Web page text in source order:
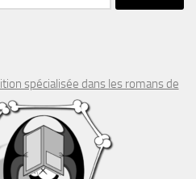
spécialisée dans les romans de